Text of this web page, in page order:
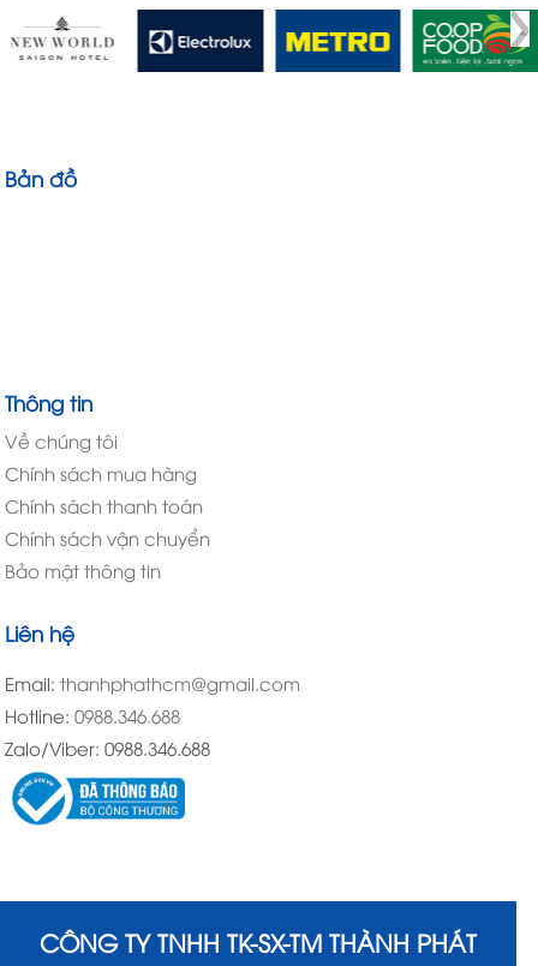
Bản đồ
Thông tin
Về chúng tôi
Chính sách mua hàng
Chính sách thanh toán
Chính sách vận chuyển
Bảo mật thông tin
Liên hệ
Email:thanhphathcm@gmail.com
Hotline:0988.346.688
Zalo/Viber: 0988.346.688
CÔNG TY TNHH TK-SX-TM THÀNH PHÁT